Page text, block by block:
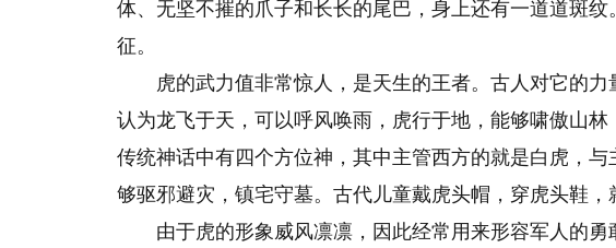
体、无坚不摧的爪子和长长的尾巴，身上还有一道道斑纹
征。
虎的武力值非常惊人，是天生的王者。古人对它的
认为龙飞于天，可以呼风唤雨，虎行于地，能够啸傲山
传统神话中有四个方位神，其中主管西方的就是白虎，
够驱邪避灾，镇宅守墓。古代儿童戴虎头帽，穿虎头鞋，
由于虎的形象威风凛凛，因此经常用来形容军人的